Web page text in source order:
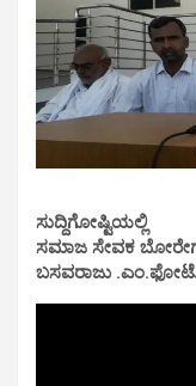
ಸುದ್ದಿಗೋಷ್ಟಿಯಲ್ಲಿ
ಸಮಾಜ ಸೇವಕ
ಬಸವರಾಜು